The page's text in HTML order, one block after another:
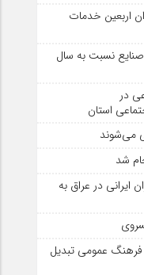
اربعین خدمات
نسبت به سال
در
استان
می‌شوند
شد
ایرانی در عراق به
فرهنگ عمومی تبدیل